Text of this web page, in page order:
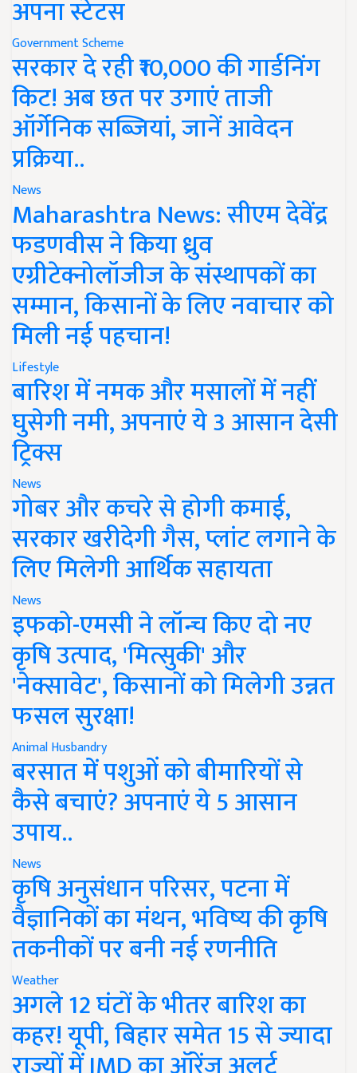
अपना स्टेटस
Government Scheme
सरकार दे रही ₹10,000 की गार्डनिंग
किट! अब छत पर उगाएं ताजी
ऑर्गेनिक सब्जियां, जानें आवेदन
प्रक्रिया..
News
Maharashtra News: सीएम देवेंद्र
फडणवीस ने किया ध्रुव
एग्रीटेक्नोलॉजीज के संस्थापकों का
सम्मान, किसानों के लिए नवाचार को
मिली नई पहचान!
Lifestyle
बारिश में नमक और मसालों में नहीं
घुसेगी नमी, अपनाएं ये 3 आसान देसी
ट्रिक्स
News
गोबर और कचरे से होगी कमाई,
सरकार खरीदेगी गैस, प्लांट लगाने के
लिए मिलेगी आर्थिक सहायता
News
इफको-एमसी ने लॉन्च किए दो नए
कृषि उत्पाद, 'मित्सुकी' और
'नेक्सावेट', किसानों को मिलेगी उन्नत
फसल सुरक्षा!
Animal Husbandry
बरसात में पशुओं को बीमारियों से
कैसे बचाएं? अपनाएं ये 5 आसान
उपाय..
News
कृषि अनुसंधान परिसर, पटना में
वैज्ञानिकों का मंथन, भविष्य की कृषि
तकनीकों पर बनी नई रणनीति
Weather
अगले 12 घंटों के भीतर बारिश का
कहर! यूपी, बिहार समेत 15 से ज्यादा